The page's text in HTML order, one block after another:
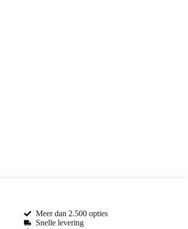
Meer dan 2.500 opties
Snelle levering